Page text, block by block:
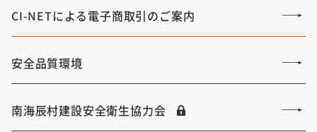
CI-NETによる電子商取引のご案内
安全品質環境
南海辰村建設安全衛生協力会